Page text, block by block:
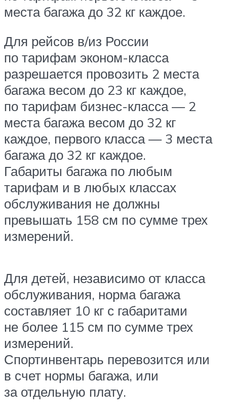
места багажа до 32 кг каждое.
Для рейсов в/из России
по тарифам эконом-класса
разрешается провозить 2 места
багажа весом до 23 кг каждое,
по тарифам бизнес-класса — 2
места багажа весом до 32 кг
каждое, первого класса — 3 места
багажа до 32 кг каждое.
Габариты багажа по любым
тарифам и в любых классах
обслуживания не должны
превышать 158 см по сумме трех
измерений.
Для детей, независимо от класса
обслуживания, норма багажа
составляет 10 кг с габаритами
не более 115 см по сумме трех
измерений.
Спортинвентарь перевозится или
в счет нормы багажа, или
за отдельную плату.